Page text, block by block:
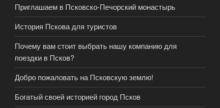
Приглашаем в Псковско-Печорский монастырь
История Пскова для туристов
Почему вам стоит выбрать нашу компанию для
поездки в Псков?
Добро пожаловать на Псковскую землю!
Богатый своей историей город Псков